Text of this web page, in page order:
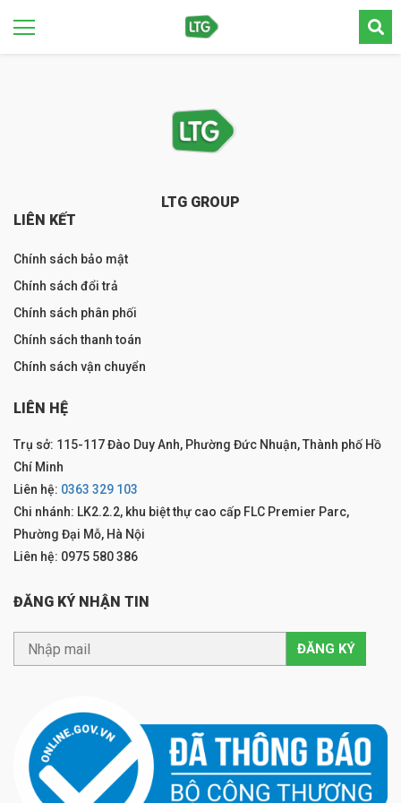
LTG GROUP
LIÊN KẾT
Chính sách bảo mật
Chính sách đổi trả
Chính sách phân phối
Chính sách thanh toán
Chính sách vận chuyển
LIÊN HỆ
Trụ sở: 115-117 Đào Duy Anh, Phường Đức Nhuận, Thành phố Hồ
Chí Minh
Liên hệ: 0363 329 103
Chi nhánh: LK2.2.2, khu biệt thự cao cấp FLC Premier Parc,
Phường Đại Mỗ, Hà Nội
Liên hệ: 0975 580 386
ĐĂNG KÝ NHẬN TIN